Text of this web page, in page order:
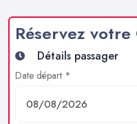
Réservez
Détails passager
Date départ *